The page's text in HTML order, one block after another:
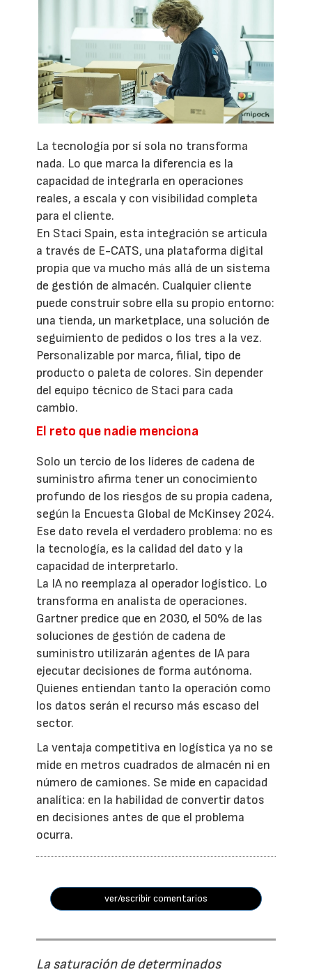
La tecnología por sí sola no transforma
nada. Lo que marca la diferencia es la
capacidad de integrarla en operaciones
reales, a escala y con visibilidad completa
para el cliente.
En Staci Spain, esta integración se articula
a través de E-CATS, una plataforma digital
propia que va mucho más allá de un sistema
de gestión de almacén. Cualquier cliente
puede construir sobre ella su propio entorno:
una tienda, un marketplace, una solución de
seguimiento de pedidos o los tres a la vez.
Personalizable por marca, filial, tipo de
producto o paleta de colores. Sin depender
del equipo técnico de Staci para cada
cambio.
El reto que nadie menciona
Solo un tercio de los líderes de cadena de
suministro afirma tener un conocimiento
profundo de los riesgos de su propia cadena,
según la Encuesta Global de McKinsey 2024.
Ese dato revela el verdadero problema: no es
la tecnología, es la calidad del dato y la
capacidad de interpretarlo.
La IA no reemplaza al operador logístico. Lo
transforma en analista de operaciones.
Gartner predice que en 2030, el 50% de las
soluciones de gestión de cadena de
suministro utilizarán agentes de IA para
ejecutar decisiones de forma autónoma.
Quienes entiendan tanto la operación como
los datos serán el recurso más escaso del
sector.
La ventaja competitiva en logística ya no se
mide en metros cuadrados de almacén ni en
número de camiones. Se mide en capacidad
analítica: en la habilidad de convertir datos
en decisiones antes de que el problema
ocurra.
ver/escribir comentarios
La saturación de determinados